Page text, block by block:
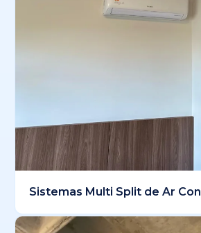
Sistemas Multi Split de Ar